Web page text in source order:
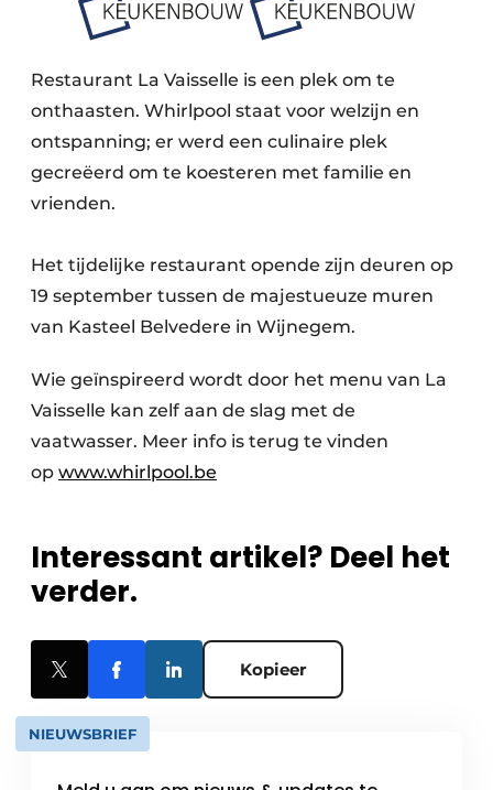
Restaurant La Vaisselle is een plek om te
onthaasten. Whirlpool staat voor welzijn en
ontspanning; er werd een culinaire plek
gecreëerd om te koesteren met familie en
vrienden.
Het tijdelijke restaurant opende zijn deuren op
19 september tussen de majestueuze muren
van Kasteel Belvedere in Wijnegem.
Wie geïnspireerd wordt door het menu van La
Vaisselle kan zelf aan de slag met de
vaatwasser. Meer info is terug te vinden
op www.whirlpool.be
Interessant artikel? Deel het
verder.
Kopieer
NIEUWSBRIEF